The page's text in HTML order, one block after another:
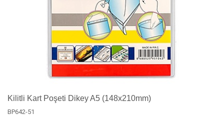
Kilitli Kart Poşeti Dikey A5 (148x210mm)
BP642-51